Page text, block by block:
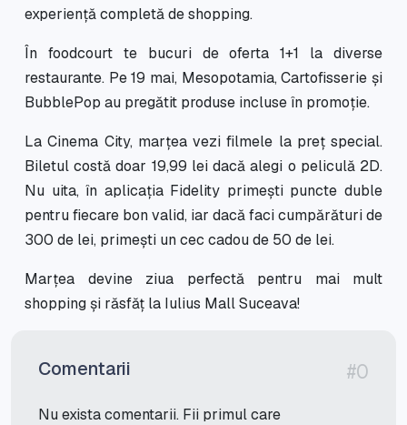
experiență completă de shopping.
În foodcourt te bucuri de oferta 1+1 la diverse
restaurante. Pe 19 mai, Mesopotamia, Cartofisserie și
BubblePop au pregătit produse incluse în promoție.
La Cinema City, marțea vezi filmele la preț special.
Biletul costă doar 19,99 lei dacă alegi o peliculă 2D.
Nu uita, în aplicația Fidelity primești puncte duble
pentru fiecare bon valid, iar dacă faci cumpărături de
300 de lei, primești un cec cadou de 50 de lei.
Marțea devine ziua perfectă pentru mai mult
shopping și răsfăț la Iulius Mall Suceava!
Comentarii #0
Nu exista comentarii. Fii primul care